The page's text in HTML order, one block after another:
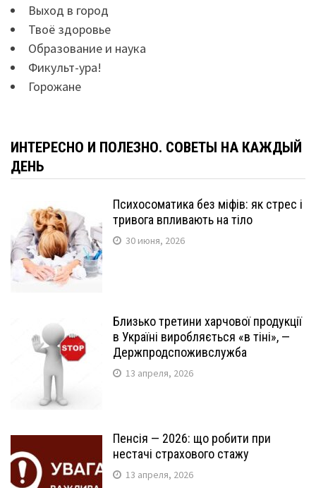
Выход в город
Твоё здоровье
Образование и наука
Фикульт-ура!
Горожане
ИНТЕРЕСНО И ПОЛЕЗНО. СОВЕТЫ НА КАЖДЫЙ
ДЕНЬ
Психосоматика без міфів: як стрес і
тривога впливають на тіло
30 июня, 2026
Близько третини харчової продукції
в Україні виробляється «в тіні», —
Держпродспоживслужба
13 апреля, 2026
Пенсія — 2026: що робити при
нестачі страхового стажу
13 апреля, 2026